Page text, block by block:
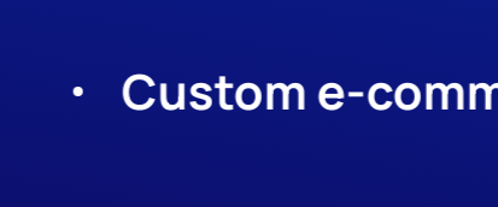
e-commerce